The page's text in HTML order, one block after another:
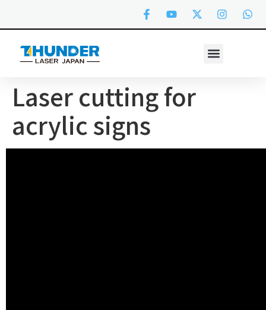
Laser cutting for
acrylic signs